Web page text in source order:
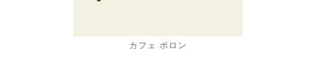
カフェ ポロン